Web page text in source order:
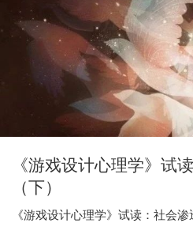
《游戏设计心理学》试
（下）
《游戏设计心理学》试读：社会